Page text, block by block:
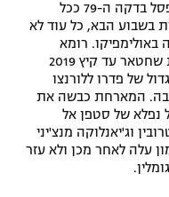
קבוצתו של מנור סולומון, שעלה מהספסל בדקה ה-79 ככל
בשבוע הבא, כל עוד לא
רומא
בהדרכתו של פאולו פונסקה שאימן את שחטאר עד קיץ 2019
לאחר בישול גדול של פדרו ללורנצו
המארחת כבשה את
נפלא של סטפן אל
וג'יאנלוקה מנצ'יני
כאמור סולומון עלה לאחר מכן ולא עזר